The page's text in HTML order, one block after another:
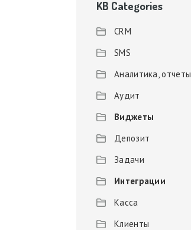
KB Categories
CRM
SMS
Аналитика, отчеты
Аудит
Виджеты
Депозит
Задачи
Интеграции
Касса
Клиенты